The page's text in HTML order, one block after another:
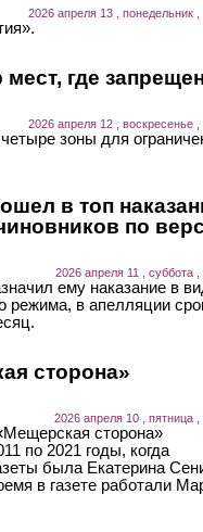
2026 апреля 13 , понедельник ,
мест, где
2026 апреля 12 , воскресенье ,
зоны для
в топ
по
2026 апреля 11 , суббота ,
ему наказание в
режима, в апелляции
сторона»
2026 апреля 10 , пятница ,
сторона»
по 2021 годы, когда
была Екатерина
в газете работали